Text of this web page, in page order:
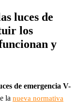
luces de
los
y
de emergencia V-
la nueva normativa